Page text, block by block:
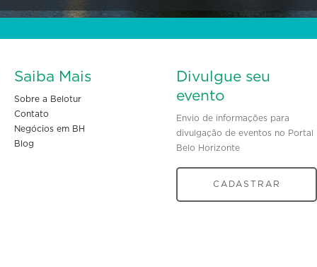
Saiba Mais
Sobre a Belotur
Contato
Negócios em BH
Blog
Divulgue seu
evento
Envio de informações para
divulgação de eventos no Portal
Belo Horizonte
CADASTRAR